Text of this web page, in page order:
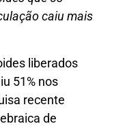
caiu mais
liberados
51% nos
recente
de